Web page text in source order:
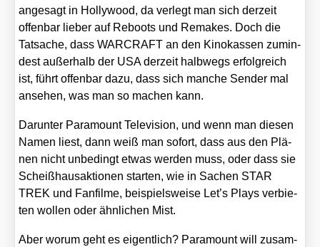
ange­sagt in Hol­ly­wood, da ver­legt man sich der­zeit
offen­bar lie­ber auf Reboots und Remakes. Doch die
Tat­sa­che, dass WARCRAFT an den Kino­kas­sen zumin­
dest außer­halb der USA der­zeit halb­wegs erfolg­reich
ist, führt offen­bar dazu, dass sich man­che Sen­der mal
anse­hen, was man so machen kann.
Dar­un­ter Para­mount Tele­vi­si­on, und wenn man die­sen
Namen liest, dann weiß man sofort, dass aus den Plä­
nen nicht unbe­dingt etwas wer­den muss, oder dass sie
Scheiß­haus­ak­tio­nen star­ten, wie in Sachen STAR
TREK und Fan­fil­me, bei­spiels­wei­se Let’s Plays ver­bie­
ten wol­len oder ähn­li­chen Mist.
Aber wor­um geht es eigent­lich? Para­mount will zusam­